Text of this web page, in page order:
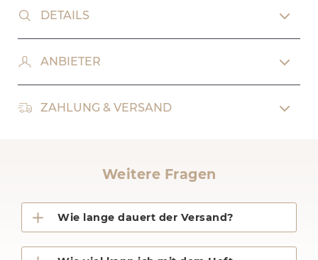
DETAILS
ANBIETER
ZAHLUNG & VERSAND
Weitere Fragen
Wie lange dauert der Versand?